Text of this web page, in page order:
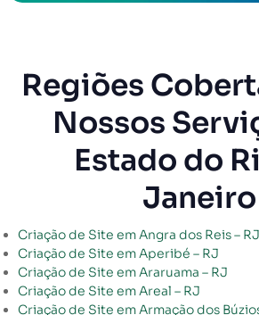
Regiões
Nossos
Estado do
Janeiro
Criação de Site em Angra dos Reis – RJ
Criação de Site em Aperibé – RJ
Criação de Site em Araruama – RJ
Criação de Site em Areal – RJ
Criação de Site em Armação dos